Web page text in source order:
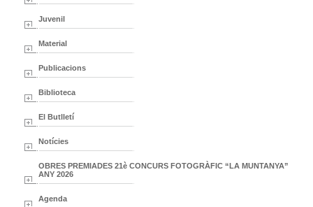
Juvenil
Material
Publicacions
Biblioteca
El Butlletí
Notícies
OBRES PREMIADES 21è CONCURS FOTOGRÀFIC “LA MUNTANYA”
ANY 2026
Agenda